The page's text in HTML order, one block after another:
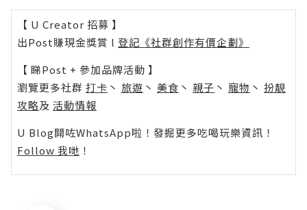
【 U Creator 招募 】
出Post賺現金獎賞 l 登記《社群創作有價企劃》
【 睇Post + 參加品牌活動 】
瀏覽更多社群 打卡 丶 旅遊 丶 美食 丶 親子 丶 寵物 丶 扮靚
攻略及 活動情報
U Blog開咗WhatsApp啦！發掘更多吃喝玩樂資訊！
Follow 我哋 ！